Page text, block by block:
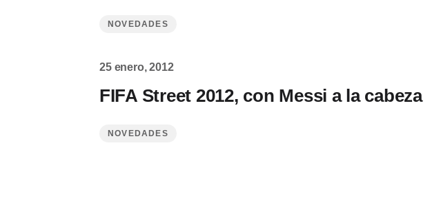
NOVEDADES
25 enero, 2012
FIFA Street 2012, con Messi a la cabeza
NOVEDADES